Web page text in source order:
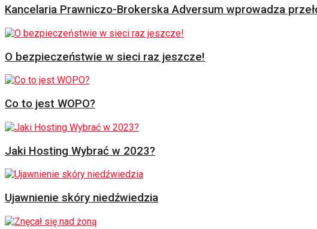
Kancelaria Prawniczo-Brokerska Adversum wprowadza
O bezpieczeństwie w sieci raz jeszcze!
Co to jest WOPO?
Jaki Hosting Wybrać w 2023?
Ujawnienie skóry niedźwiedzia